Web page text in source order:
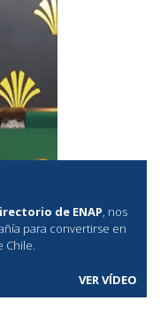
de ENAP, nos
para convertirse en
Chile.
VER VÍDEO